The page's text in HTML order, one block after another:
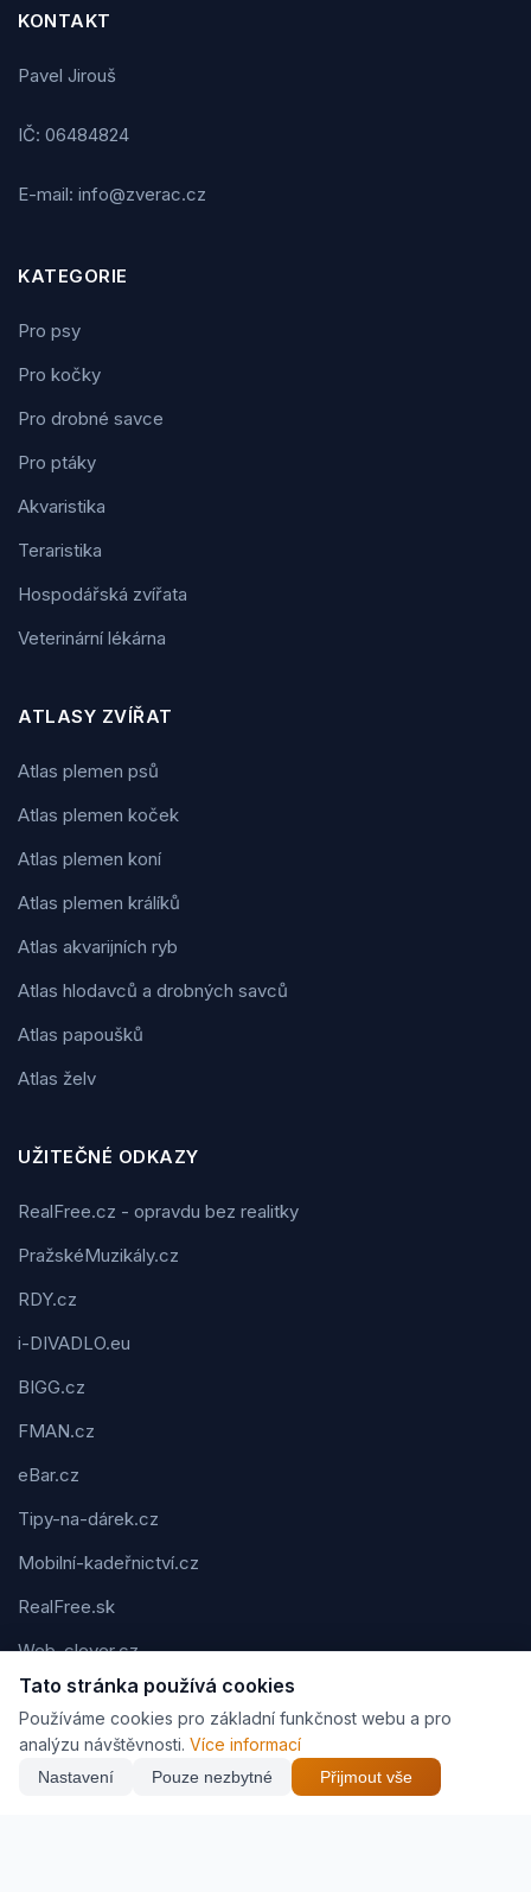
KONTAKT
Pavel Jirouš
IČ: 06484824
E-mail: info@zverac.cz
KATEGORIE
Pro psy
Pro kočky
Pro drobné savce
Pro ptáky
Akvaristika
Teraristika
Hospodářská zvířata
Veterinární lékárna
ATLASY ZVÍŘAT
Atlas plemen psů
Atlas plemen koček
Atlas plemen koní
Atlas plemen králíků
Atlas akvarijních ryb
Atlas hlodavců a drobných savců
Atlas papoušků
Atlas želv
UŽITEČNÉ ODKAZY
RealFree.cz - opravdu bez realitky
PražskéMuzikály.cz
RDY.cz
i-DIVADLO.eu
BIGG.cz
FMAN.cz
eBar.cz
Tipy-na-dárek.cz
Mobilní-kadeřnictví.cz
RealFree.sk
Web-clever.cz
Kvízov.cz
Karavaning.net
CVčko.eu
Tato stránka používá cookies
Používáme cookies pro základní funkčnost webu a pro
analýzu návštěvnosti. Více informací
Nastavení Pouze nezbytné Přijmout vše